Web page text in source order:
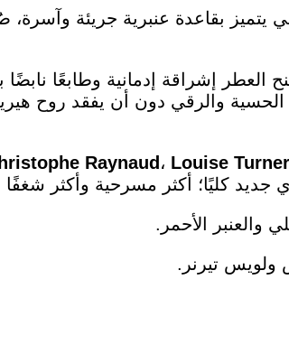
بقاعدة عنبرية جريئة وآسرة،
العطر إشراقة إدمانية وطابعًا
والرقي دون أن يفقد روح
Raynaud ، Louise Turner
جديد كليًا؛ أكثر مسرحية وأكثر شغفًا
والعنبر الأحمر.
ولويس تيرنر.